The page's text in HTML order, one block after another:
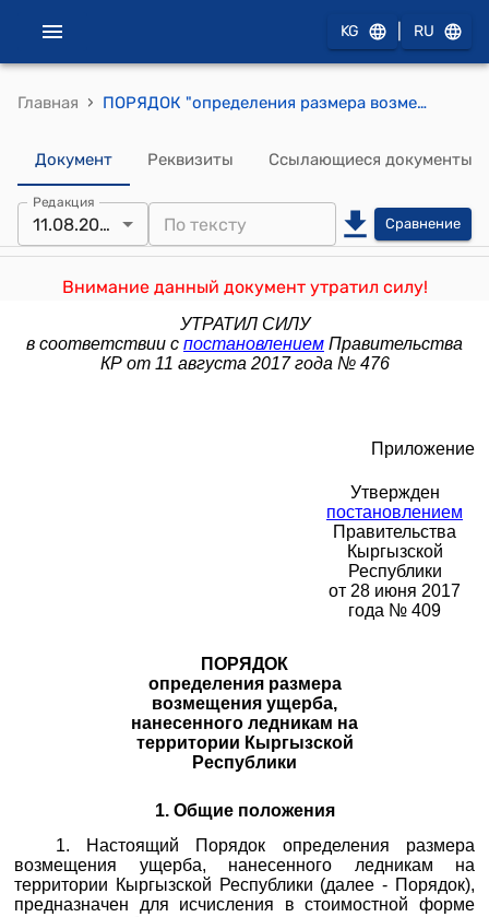
KG RU
Главная › ПОРЯДОК "определения размера возмещения ущерба, нанесенного ледникам на территории Кыргызской Республики" (Утвержден постановлением Правительства Кыргызской Республики от 28 июня 2017 года № 409)
Документ Реквизиты Ссылающиеся документы
Редакция
11.08.2017 Сравнение
Внимание данный документ утратил силу!